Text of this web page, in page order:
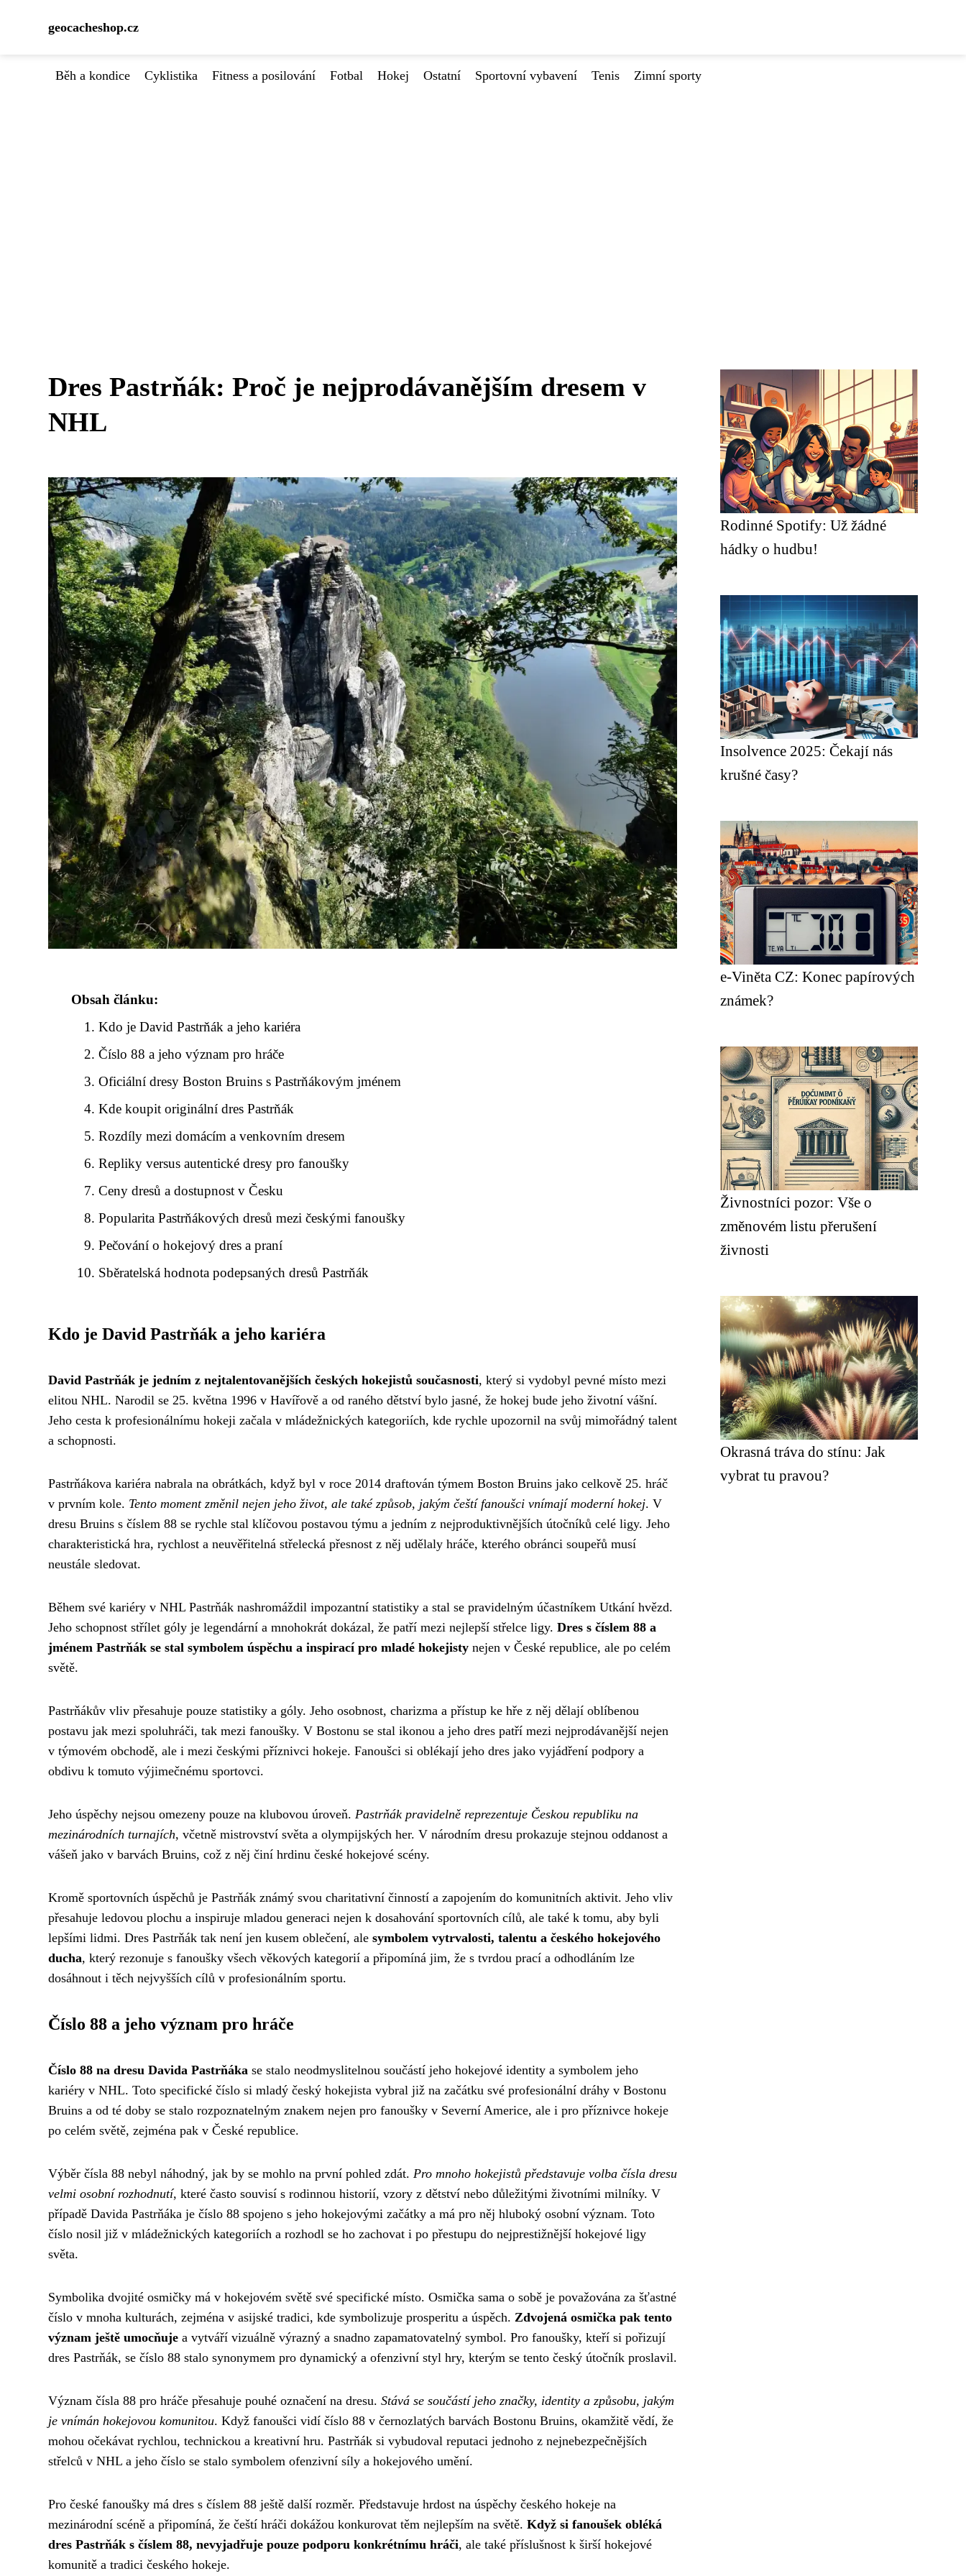
geocacheshop.cz
Běh a kondice Cyklistika Fitness a posilování Fotbal Hokej Ostatní Sportovní vybavení Tenis Zimní sporty
Dres Pastrňák: Proč je nejprodávanějším dresem v
NHL
Obsah článku:
Kdo je David Pastrňák a jeho kariéra
Číslo 88 a jeho význam pro hráče
Oficiální dresy Boston Bruins s Pastrňákovým jménem
Kde koupit originální dres Pastrňák
Rozdíly mezi domácím a venkovním dresem
Repliky versus autentické dresy pro fanoušky
Ceny dresů a dostupnost v Česku
Popularita Pastrňákových dresů mezi českými fanoušky
Pečování o hokejový dres a praní
Sběratelská hodnota podepsaných dresů Pastrňák
Kdo je David Pastrňák a jeho kariéra
David Pastrňák je jedním z nejtalentovanějších českých hokejistů současnosti, který si vydobyl pevné místo mezi
elitou NHL. Narodil se 25. května 1996 v Havířově a od raného dětství bylo jasné, že hokej bude jeho životní vášní.
Jeho cesta k profesionálnímu hokeji začala v mládežnických kategoriích, kde rychle upozornil na svůj mimořádný talent
a schopnosti.
Pastrňákova kariéra nabrala na obrátkách, když byl v roce 2014 draftován týmem Boston Bruins jako celkově 25. hráč
v prvním kole. Tento moment změnil nejen jeho život, ale také způsob, jakým čeští fanoušci vnímají moderní hokej. V
dresu Bruins s číslem 88 se rychle stal klíčovou postavou týmu a jedním z nejproduktivnějších útočníků celé ligy. Jeho
charakteristická hra, rychlost a neuvěřitelná střelecká přesnost z něj udělaly hráče, kterého obránci soupeřů musí
neustále sledovat.
Během své kariéry v NHL Pastrňák nashromáždil impozantní statistiky a stal se pravidelným účastníkem Utkání hvězd.
Jeho schopnost střílet góly je legendární a mnohokrát dokázal, že patří mezi nejlepší střelce ligy. Dres s číslem 88 a
jménem Pastrňák se stal symbolem úspěchu a inspirací pro mladé hokejisty nejen v České republice, ale po celém
světě.
Pastrňákův vliv přesahuje pouze statistiky a góly. Jeho osobnost, charizma a přístup ke hře z něj dělají oblíbenou
postavu jak mezi spoluhráči, tak mezi fanoušky. V Bostonu se stal ikonou a jeho dres patří mezi nejprodávanější nejen
v týmovém obchodě, ale i mezi českými příznivci hokeje. Fanoušci si oblékají jeho dres jako vyjádření podpory a
obdivu k tomuto výjimečnému sportovci.
Jeho úspěchy nejsou omezeny pouze na klubovou úroveň. Pastrňák pravidelně reprezentuje Českou republiku na
mezinárodních turnajích, včetně mistrovství světa a olympijských her. V národním dresu prokazuje stejnou oddanost a
vášeň jako v barvách Bruins, což z něj činí hrdinu české hokejové scény.
Kromě sportovních úspěchů je Pastrňák známý svou charitativní činností a zapojením do komunitních aktivit. Jeho vliv
přesahuje ledovou plochu a inspiruje mladou generaci nejen k dosahování sportovních cílů, ale také k tomu, aby byli
lepšími lidmi. Dres Pastrňák tak není jen kusem oblečení, ale symbolem vytrvalosti, talentu a českého hokejového
ducha, který rezonuje s fanoušky všech věkových kategorií a připomíná jim, že s tvrdou prací a odhodláním lze
dosáhnout i těch nejvyšších cílů v profesionálním sportu.
Číslo 88 a jeho význam pro hráče
Číslo 88 na dresu Davida Pastrňáka se stalo neodmyslitelnou součástí jeho hokejové identity a symbolem jeho
kariéry v NHL. Toto specifické číslo si mladý český hokejista vybral již na začátku své profesionální dráhy v Bostonu
Bruins a od té doby se stalo rozpoznatelným znakem nejen pro fanoušky v Severní Americe, ale i pro příznivce hokeje
po celém světě, zejména pak v České republice.
Výběr čísla 88 nebyl náhodný, jak by se mohlo na první pohled zdát. Pro mnoho hokejistů představuje volba čísla dresu
velmi osobní rozhodnutí, které často souvisí s rodinnou historií, vzory z dětství nebo důležitými životními milníky. V
případě Davida Pastrňáka je číslo 88 spojeno s jeho hokejovými začátky a má pro něj hluboký osobní význam. Toto
číslo nosil již v mládežnických kategoriích a rozhodl se ho zachovat i po přestupu do nejprestižnější hokejové ligy
světa.
Symbolika dvojité osmičky má v hokejovém světě své specifické místo. Osmička sama o sobě je považována za šťastné
číslo v mnoha kulturách, zejména v asijské tradici, kde symbolizuje prosperitu a úspěch. Zdvojená osmička pak tento
význam ještě umocňuje a vytváří vizuálně výrazný a snadno zapamatovatelný symbol. Pro fanoušky, kteří si pořizují
dres Pastrňák, se číslo 88 stalo synonymem pro dynamický a ofenzivní styl hry, kterým se tento český útočník proslavil.
Význam čísla 88 pro hráče přesahuje pouhé označení na dresu. Stává se součástí jeho značky, identity a způsobu, jakým
je vnímán hokejovou komunitou. Když fanoušci vidí číslo 88 v černozlatých barvách Bostonu Bruins, okamžitě vědí, že
mohou očekávat rychlou, technickou a kreativní hru. Pastrňák si vybudoval reputaci jednoho z nejnebezpečnějších
střelců v NHL a jeho číslo se stalo symbolem ofenzivní síly a hokejového umění.
Pro české fanoušky má dres s číslem 88 ještě další rozměr. Představuje hrdost na úspěchy českého hokeje na
mezinárodní scéně a připomíná, že čeští hráči dokážou konkurovat těm nejlepším na světě. Když si fanoušek obléká
dres Pastrňák s číslem 88, nevyjadřuje pouze podporu konkrétnímu hráči, ale také příslušnost k širší hokejové
komunitě a tradici českého hokeje.
Rodinné Spotify: Už žádné
hádky o hudbu!
Insolvence 2025: Čekají nás
krušné časy?
e-Viněta CZ: Konec papírových
známek?
Živnostníci pozor: Vše o
změnovém listu přerušení
živnosti
Okrasná tráva do stínu: Jak
vybrat tu pravou?